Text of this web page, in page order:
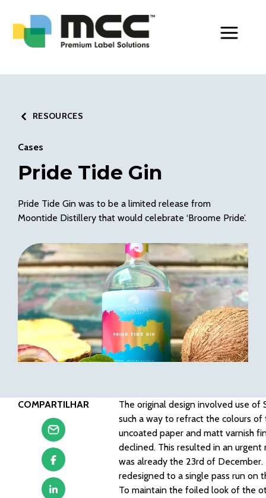
RESOURCES
Cases
Pride Tide Gin
Pride Tide Gin was to be a limited release from
Moontide Distillery that would celebrate ‘Broome Pride’.
COMPARTILHAR
The original design involved use of
such a way to refract the colours
uncoated paper and matt varnish
declined. This resulted in an
was already the 23rd of
redesigned to a single pass run on
To maintain the foiled look of the